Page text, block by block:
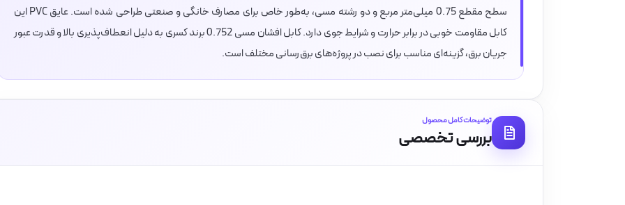
سطح مقطع 0.75 میلی‌متر مربع و دو رشته مسی، به‌طور خاص برای مصارف خانگی و صنعتی طراحی شده است. عایق PVC این
کابل مقاومت خوبی در برابر حرارت و شرایط جوی دارد. کابل افشان مسی 0.752 برند کسری به دلیل انعطاف‌پذیری بالا و قدرت عبور
جریان برق، گزینه‌ای مناسب برای نصب در پروژه‌های برق‌رسانی مختلف است.
توضیحات کامل محصول
بررسی تخصصی